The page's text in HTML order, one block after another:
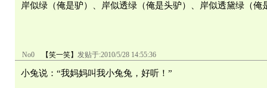
岸似绿（俺是驴）、岸似透绿（俺是头驴）、岸似透黛绿（俺
No0 【笑一笑】 发贴于:2010/5/28 14:55:36
小兔说：“我妈妈叫我小兔兔，好听！”